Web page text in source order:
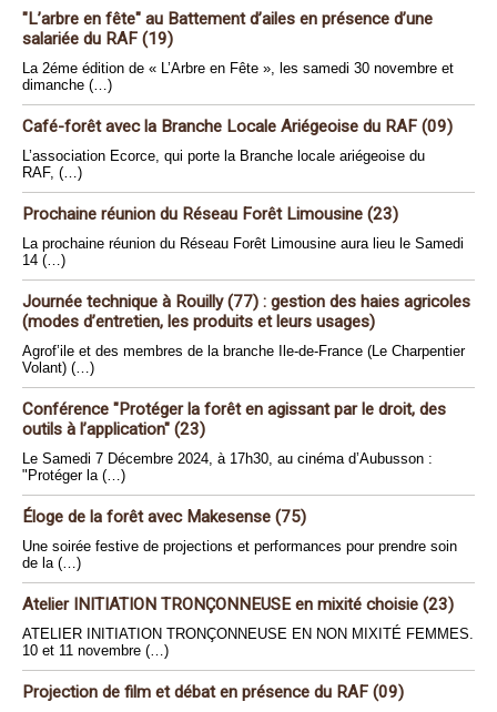
"L’arbre en fête" au Battement d’ailes en présence d’une
salariée du RAF (19)
La 2éme édition de « L’Arbre en Fête », les samedi 30 novembre et
dimanche (…)
Café-forêt avec la Branche Locale Ariégeoise du RAF (09)
L’association Ecorce, qui porte la Branche locale ariégeoise du
RAF, (…)
Prochaine réunion du Réseau Forêt Limousine (23)
La prochaine réunion du Réseau Forêt Limousine aura lieu le Samedi
14 (…)
Journée technique à Rouilly (77) : gestion des haies agricoles
(modes d’entretien, les produits et leurs usages)
Agrof’ile et des membres de la branche Ile-de-France (Le Charpentier
Volant) (…)
Conférence "Protéger la forêt en agissant par le droit, des
outils à l’application" (23)
Le Samedi 7 Décembre 2024, à 17h30, au cinéma d’Aubusson :
"Protéger la (…)
Éloge de la forêt avec Makesense (75)
Une soirée festive de projections et performances pour prendre soin
de la (…)
Atelier INITIATION TRONÇONNEUSE en mixité choisie (23)
ATELIER INITIATION TRONÇONNEUSE EN NON MIXITÉ FEMMES.
10 et 11 novembre (…)
Projection de film et débat en présence du RAF (09)